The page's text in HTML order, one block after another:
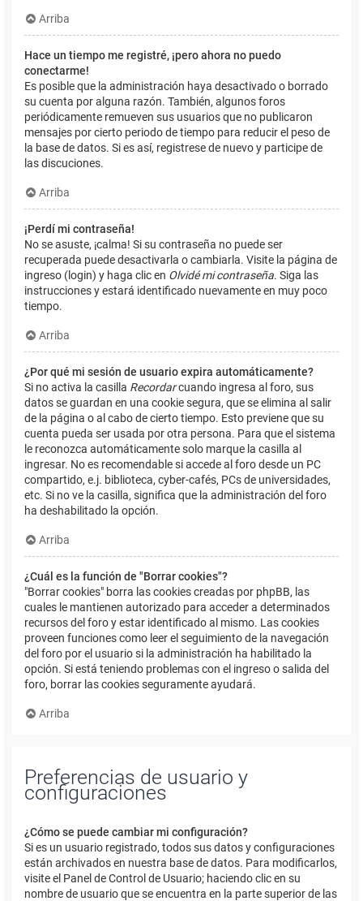
Arriba
Hace un tiempo me registré, ¡pero ahora no puedo
conectarme!
Es posible que la administración haya desactivado o borrado
su cuenta por alguna razón. También, algunos foros
periódicamente remueven sus usuarios que no publicaron
mensajes por cierto periodo de tiempo para reducir el peso de
la base de datos. Si es así, registrese de nuevo y participe de
las discuciones.
Arriba
¡Perdí mi contraseña!
No se asuste, ¡calma! Si su contraseña no puede ser
recuperada puede desactivarla o cambiarla. Visite la página de
ingreso (login) y haga clic en Olvidé mi contraseña. Siga las
instrucciones y estará identificado nuevamente en muy poco
tiempo.
Arriba
¿Por qué mi sesión de usuario expira automáticamente?
Si no activa la casilla Recordarcuando ingresa al foro, sus
datos se guardan en una cookie segura, que se elimina al salir
de la página o al cabo de cierto tiempo. Esto previene que su
cuenta pueda ser usada por otra persona. Para que el sistema
le reconozca automáticamente solo marque la casilla al
ingresar. No es recomendable si accede al foro desde un PC
compartido, e.j. biblioteca, cyber-cafés, PCs de universidades,
etc. Si no ve la casilla, significa que la administración del foro
ha deshabilitado la opción.
Arriba
¿Cuál es la función de "Borrar cookies"?
"Borrar cookies" borra las cookies creadas por phpBB, las
cuales le mantienen autorizado para acceder a determinados
recursos del foro y estar identificado al mismo. Las cookies
proveen funciones como leer el seguimiento de la navegación
del foro por el usuario si la administración ha habilitado la
opción. Si está teniendo problemas con el ingreso o salida del
foro, borrar las cookies seguramente ayudará.
Arriba
Preferencias de usuario y
configuraciones
¿Cómo se puede cambiar mi configuración?
Si es un usuario registrado, todos sus datos y configuraciones
están archivados en nuestra base de datos. Para modificarlos,
visite el Panel de Control de Usuario; haciendo clic en su
nombre de usuario que se encuentra en la parte superior de las